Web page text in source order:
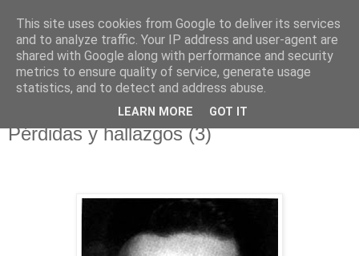
El pisapapeles de Karlsbad
Páginas de un escritor rural
viernes, 30 de octubre de 2020
Pérdidas y hallazgos (3)
This site uses cookies from Google to deliver its services
and to analyze traffic. Your IP address and user-agent are
shared with Google along with performance and security
metrics to ensure quality of service, generate usage
statistics, and to detect and address abuse.
LEARN MORE GOT IT